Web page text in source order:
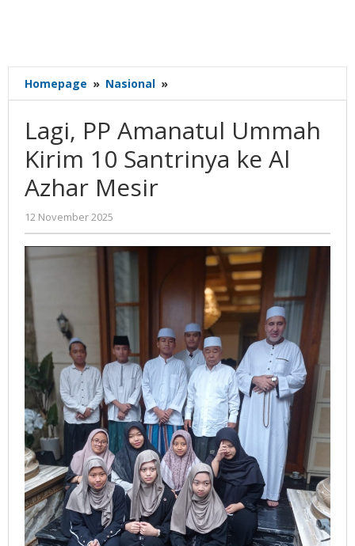
Homepage » Nasional »
PP
Ummah
Kirim
10
Azhar
Mesir
Lagi, PP Amanatul Ummah
Kirim 10 Santrinya ke Al
Azhar Mesir
12 November 2025
Gatot
Susanto